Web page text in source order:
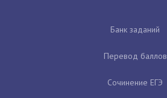
Банк заданий
Перевод баллов
Сочинение ЕГЭ